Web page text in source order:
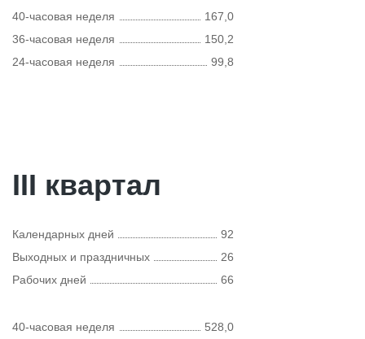
40-часовая неделя
167,0
36-часовая неделя
150,2
24-часовая неделя
99,8
III квартал
Календарных дней
92
Выходных и праздничных
26
Рабочих дней
66
40-часовая неделя 528,0